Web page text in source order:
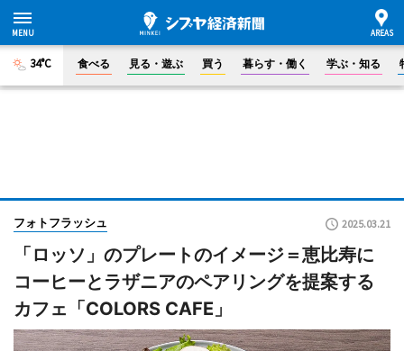
34°C 食べる 見る・遊ぶ 買う 暮らす・働く 学ぶ・知る
フォトフラッシュ 2025.03.21
「ロッソ」のプレートのイメージ＝恵比寿に
コーヒーとラザニアのペアリングを提案する
カフェ「COLORS CAFE」